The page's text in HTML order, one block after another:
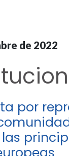
de 2022
por